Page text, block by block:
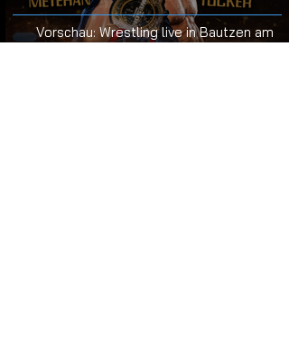
Vorschau: Wrestling live in Bautzen am